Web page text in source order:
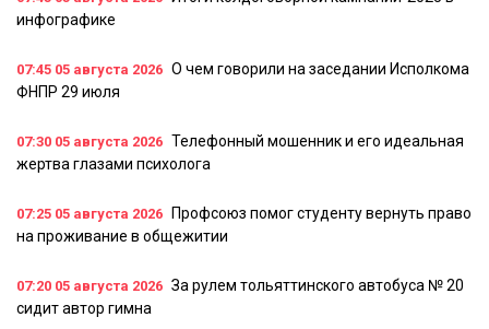
инфографике
07:45 05 августа 2026 О чем говорили на заседании Исполкома
ФНПР 29 июля
07:30 05 августа 2026 Телефонный мошенник и его идеальная
жертва глазами психолога
07:25 05 августа 2026
Профсоюз помог студенту вернуть право
на проживание в общежитии
07:20 05 августа 2026 За рулем тольяттинского автобуса № 20
сидит автор гимна